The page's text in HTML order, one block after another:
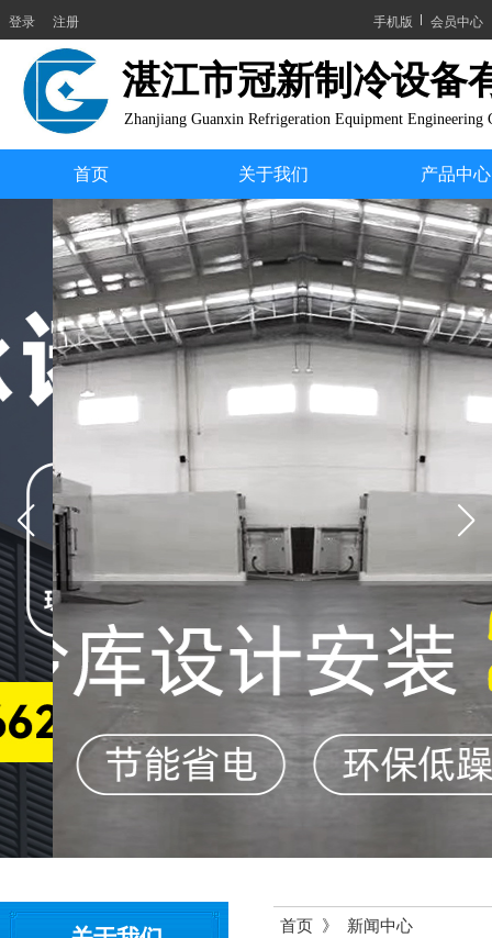
登录 注册 手机版 会员中心
湛江市冠新制冷设
Zhanjiang Guanxin Refrigeration Equipment Engineering
首页 关于我们 产品中心
首页  》  新闻中心